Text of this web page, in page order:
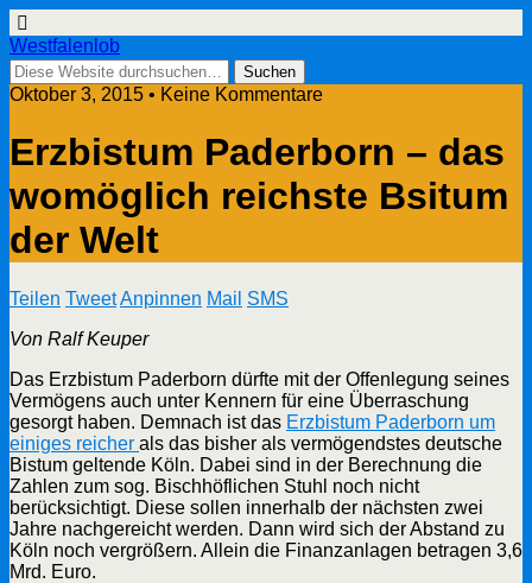
Westfalenlob
Oktober 3, 2015 • Keine Kommentare
Erzbistum Paderborn – das
womöglich reichste Bsitum
der Welt
Teilen TweetAnpinnen Mail SMS
Von Ralf Keuper
Das Erzbistum Paderborn dürfte mit der Offenlegung seines
Vermögens auch unter Kennern für eine Überraschung
gesorgt haben. Demnach ist das Erzbistum Paderborn um
einiges reicher als das bisher als vermögendstes deutsche
Bistum geltende Köln. Dabei sind in der Berechnung die
Zahlen zum sog. Bischhöflichen Stuhl noch nicht
berücksichtigt. Diese sollen innerhalb der nächsten zwei
Jahre nachgereicht werden. Dann wird sich der Abstand zu
Köln noch vergrößern. Allein die Finanzanlagen betragen 3,6
Mrd. Euro.